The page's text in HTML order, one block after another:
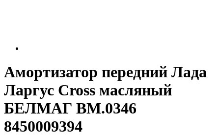
Амортизатор передний Лада
Ларгус Cross масляный
БЕЛМАГ BM.0346
8450009394